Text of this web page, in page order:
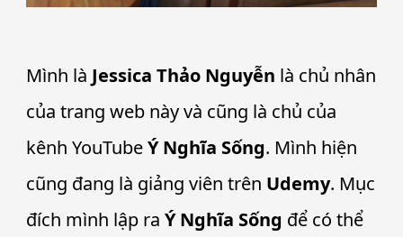
Mình là Jessica Thảo Nguyễn là chủ nhân
của trang web này và cũng là chủ của
kênh YouTubeÝ Nghĩa Sống. Mình hiện
cũng đang là giảng viên trên Udemy. Mục
đích mình lập raÝ Nghĩa Sống để có thể